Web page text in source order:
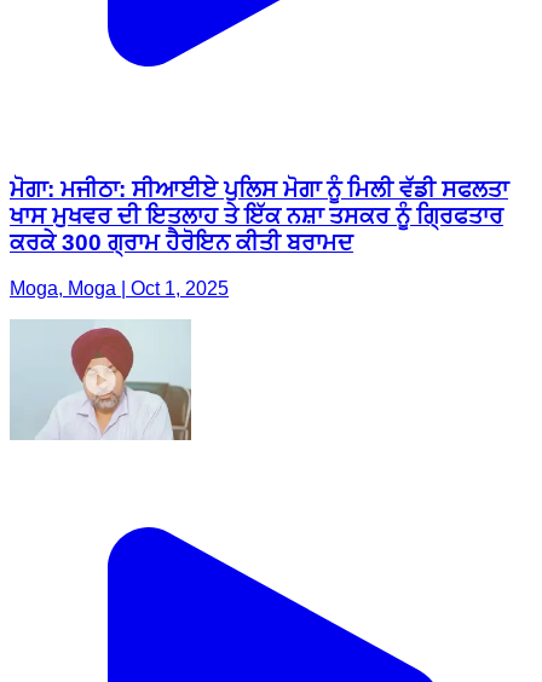
ਮੋਗਾ: ਮਜੀਠਾ: ਸੀਆਈਏ ਪੁਲਿਸ ਮੋਗਾ ਨੂੰ ਮਿਲੀ ਵੱਡੀ ਸਫਲਤਾ
ਖਾਸ ਮੁਖਵਰ ਦੀ ਇਤਲਾਹ ਤੇ ਇੱਕ ਨਸ਼ਾ ਤਸਕਰ ਨੂੰ ਗ੍ਰਿਫਤਾਰ
ਕਰਕੇ 300 ਗ੍ਰਾਮ ਹੈਰੋਇਨ ਕੀਤੀ ਬਰਾਮਦ
Moga, Moga | Oct 1, 2025